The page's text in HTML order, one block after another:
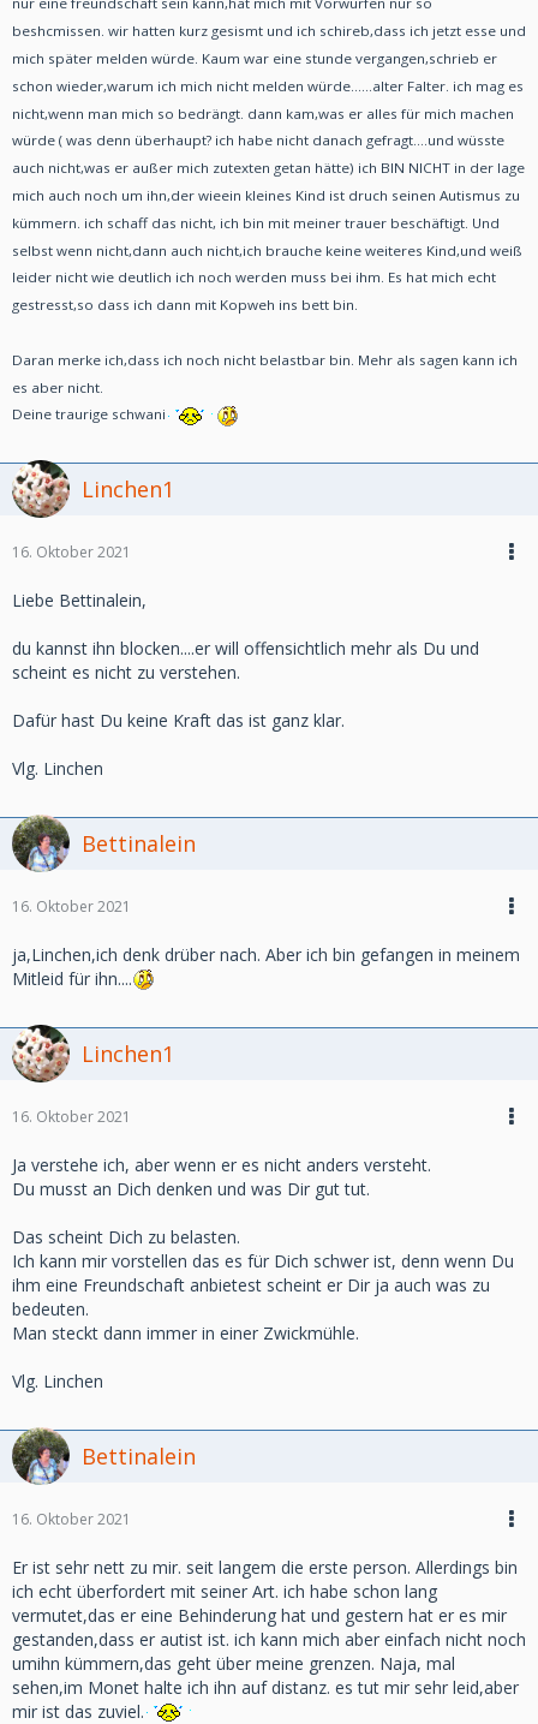
beshcmissen. wir hatten kurz gesismt und ich schireb,dass ich jetzt esse und
mich später melden würde. Kaum war eine stunde vergangen,schrieb er
schon wieder,warum ich mich nicht melden würde......alter Falter. ich mag es
nicht,wenn man mich so bedrängt. dann kam,was er alles für mich machen
würde ( was denn überhaupt? ich habe nicht danach gefragt....und wüsste
auch nicht,was er außer mich zutexten getan hätte) ich BIN NICHT in der lage
mich auch noch um ihn,der wieein kleines Kind ist druch seinen Autismus zu
kümmern. ich schaff das nicht, ich bin mit meiner trauer beschäftigt. Und
selbst wenn nicht,dann auch nicht,ich brauche keine weiteres Kind,und weiß
leider nicht wie deutlich ich noch werden muss bei ihm. Es hat mich echt
gestresst,so dass ich dann mit Kopweh ins bett bin.
Daran merke ich,dass ich noch nicht belastbar bin. Mehr als sagen kann ich
es aber nicht.
Deine traurige schwani
Linchen1
16. Oktober 2021
Liebe Bettinalein,
du kannst ihn blocken....er will offensichtlich mehr als Du und
scheint es nicht zu verstehen.
Dafür hast Du keine Kraft das ist ganz klar.
Vlg. Linchen
Bettinalein
16. Oktober 2021
ja,Linchen,ich denk drüber nach. Aber ich bin gefangen in meinem
Mitleid für ihn....
Linchen1
16. Oktober 2021
Ja verstehe ich, aber wenn er es nicht anders versteht.
Du musst an Dich denken und was Dir gut tut.
Das scheint Dich zu belasten.
Ich kann mir vorstellen das es für Dich schwer ist, denn wenn Du
ihm eine Freundschaft anbietest scheint er Dir ja auch was zu
bedeuten.
Man steckt dann immer in einer Zwickmühle.
Vlg. Linchen
Bettinalein
16. Oktober 2021
Er ist sehr nett zu mir. seit langem die erste person. Allerdings bin
ich echt überfordert mit seiner Art. ich habe schon lang
vermutet,das er eine Behinderung hat und gestern hat er es mir
gestanden,dass er autist ist. ich kann mich aber einfach nicht noch
umihn kümmern,das geht über meine grenzen. Naja, mal
sehen,im Monet halte ich ihn auf distanz. es tut mir sehr leid,aber
mir ist das zuviel.